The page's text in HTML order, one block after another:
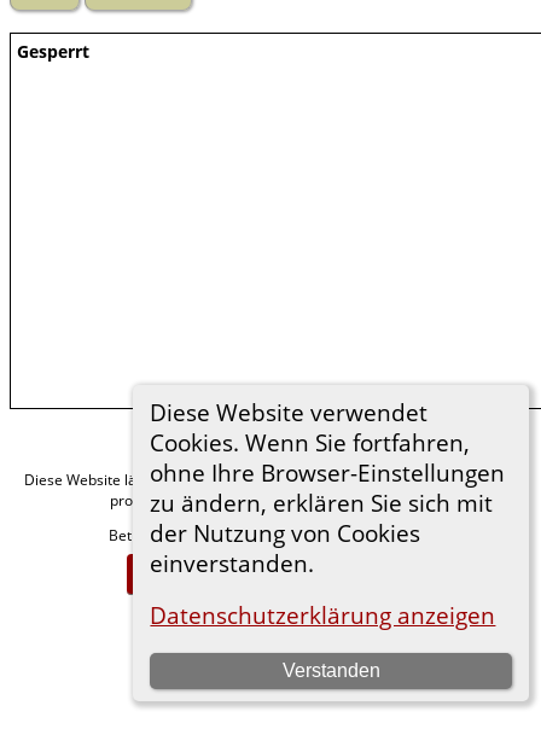
Diese Website verwendet
Cookies. Wenn Sie fortfahren,
ohne Ihre Browser-Einstellungen
zu ändern, erklären Sie sich mit
der Nutzung von Cookies
einverstanden.
Datenschutzerklärung anzeigen
Verstanden
Gesperrt
Diese Website läuft mit The Next Generation of Genealogy Sitebuildingv. 15.0.1,
programmiert von Darrin Lythgoe © 2001-2026.
Betreut von
Florian Wiedner. |Datenschutzerklärung
Zur Desktop-Webseite wechseln